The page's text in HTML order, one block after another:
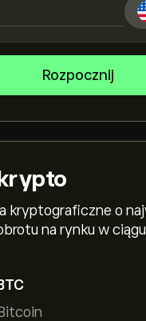
Rozpocznij
kryptograficzne o
na rynku w